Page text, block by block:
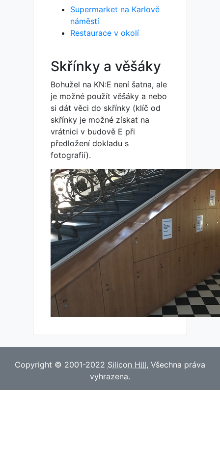
Supermarket na Karlově
náměstí
Restaurace v okolí
Skřínky a věšáky
Bohužel na KN:E není šatna, ale
je možné použít věšáky a nebo
si dát věci do skřínky (klíč od
skřínky je možné získat na
vrátnici v budově E při
předložení dokladu s
fotografií).
Copyright © 2001-2022 Silicon Hill, Všechna práva
vyhrazena.